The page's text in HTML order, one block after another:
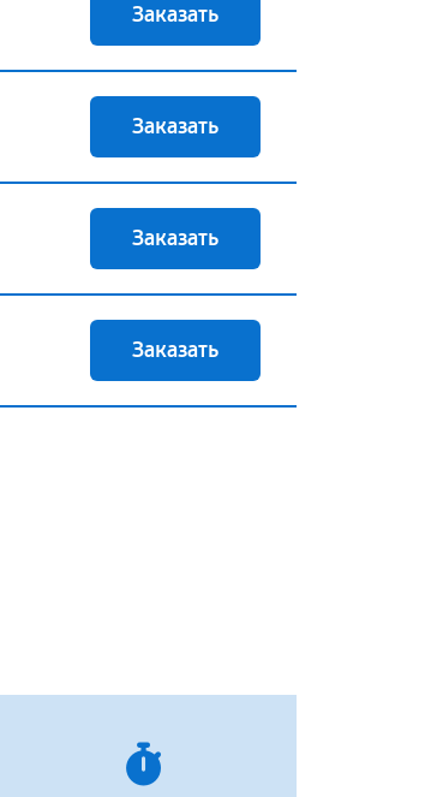
Заказать
Заказать
Заказать
Заказать